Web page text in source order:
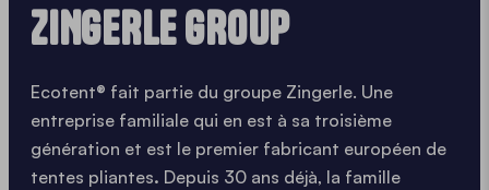
ZINGERLE GROUP
Ecotent® fait partie du groupe Zingerle. Une
entreprise familiale qui en est à sa troisième
génération et est le premier fabricant européen de
tentes pliantes. Depuis 30 ans déjà, la famille